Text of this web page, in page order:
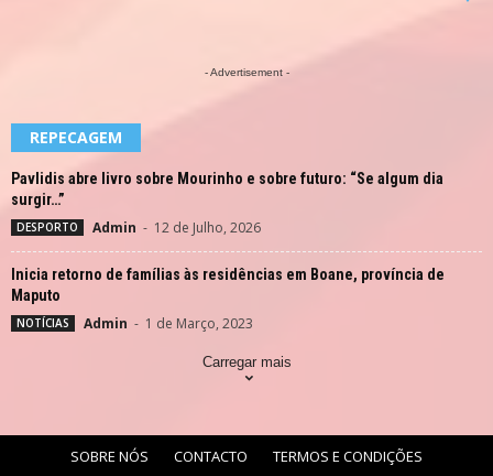
- Advertisement -
REPECAGEM
Pavlidis abre livro sobre Mourinho e sobre futuro: “Se algum dia
surgir…”
DESPORTO Admin - 12 de Julho, 2026
Inicia retorno de famílias às residências em Boane, província de
Maputo
NOTÍCIAS Admin - 1 de Março, 2023
Carregar mais
SOBRE NÓS CONTACTO TERMOS E CONDIÇÕES